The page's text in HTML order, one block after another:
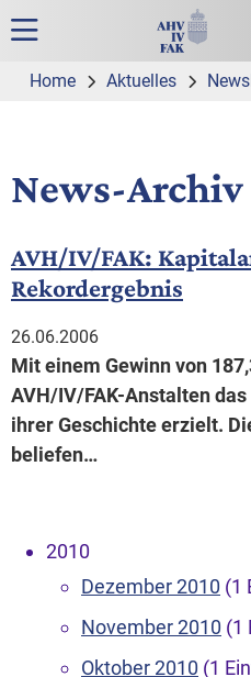
Zur Hauptnavigation
Zum Inhalt
Suche
Hauptnavigation
Home Aktuelles
News-
AVH/IV/FAK:
Rekordergebnis
26.06.2006
Mit einem Gewinn von
AVH/IV/FAK-Anstalten
ihrer Geschichte erzielt.
beliefen…
2010
Dezember 2010 (1
November 2010 (1
Oktober 2010 (1